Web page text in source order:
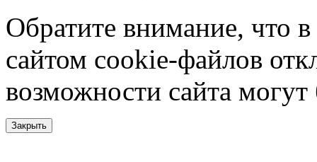
Обратите внимание, что в
сайтом cookie-файлов
возможности сайта
Закрыть